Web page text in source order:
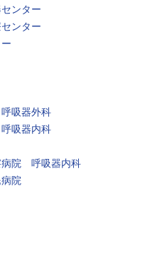
ンター
ンター
吸器外科
吸器内科
院 呼吸器内科
院